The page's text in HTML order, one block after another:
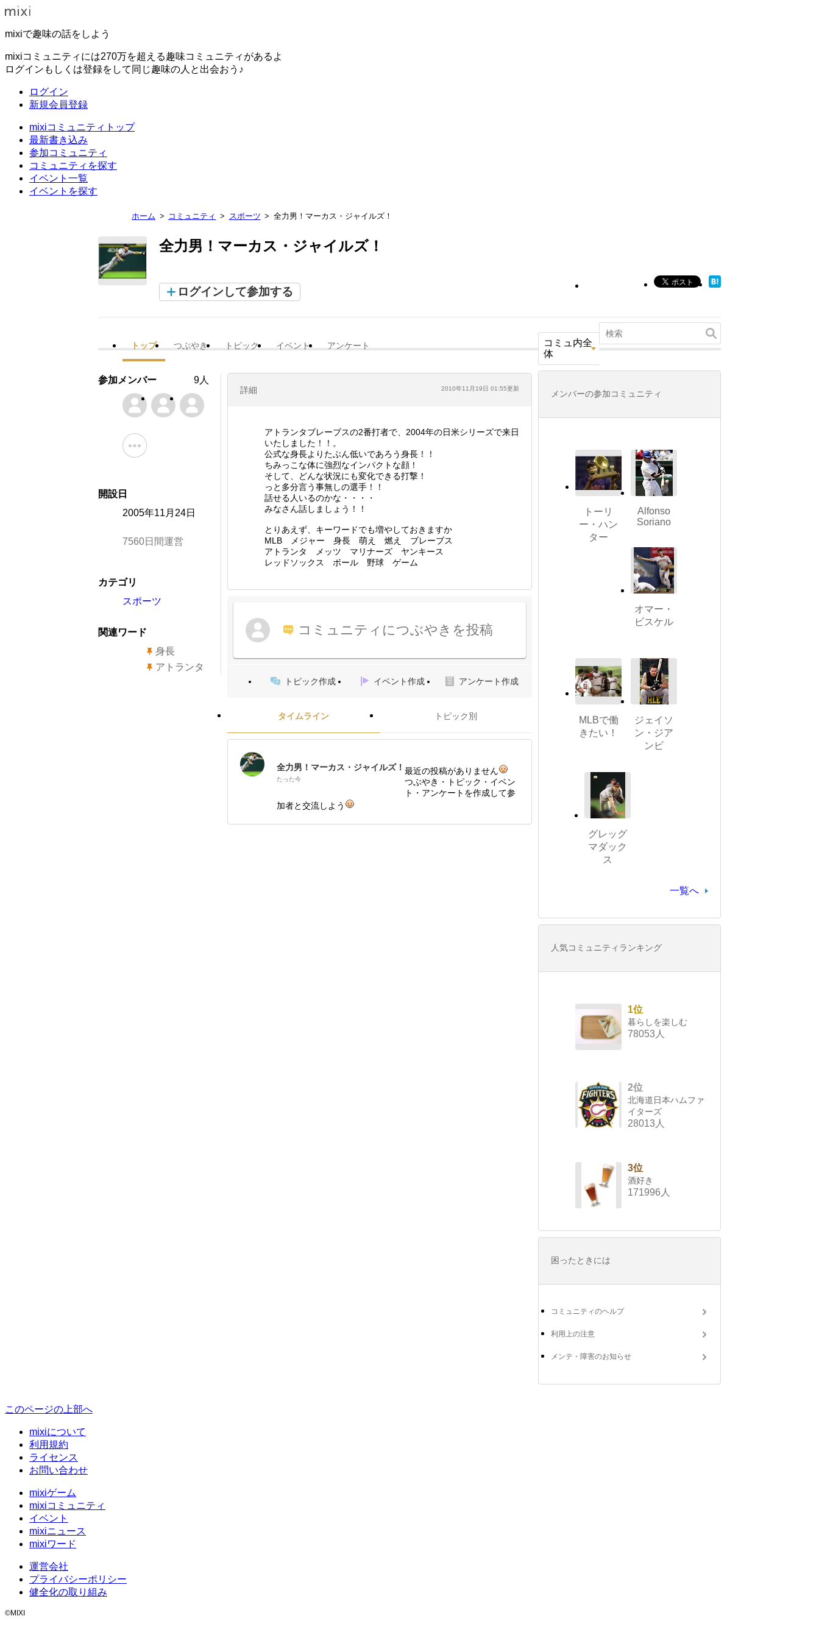
mixiで趣味の話をしよう
mixiコミュニティには270万を超える趣味コミュニティがあるよ
ログインもしくは登録をして同じ趣味の人と出会おう♪
ログイン
新規会員登録
mixiコミュニティトップ
最新書き込み
参加コミュニティ
コミュニティを探す
イベント一覧
イベントを探す
ホーム コミュニティ スポーツ 全力男！マーカス・ジャイルズ！
全力男！マーカス・ジャイルズ！
ログインして参加する
トップ つぶやき トピック イベント アンケート
コミュ内全
体
詳細 2010年11月19日 01:55更新
アトランタブレーブスの2番打者で、2004年の日米シリーズで来日
いたしました！！。
公式な身長よりたぶん低いであろう身長！！
ちみっこな体に強烈なインパクトな顔！
そして、どんな状況にも変化できる打撃！
っと多分言う事無しの選手！！
話せる人いるのかな・・・・
みなさん話しましょう！！
とりあえず、キーワードでも増やしておきますか
MLB メジャー 身長 萌え 燃え ブレーブス
アトランタ メッツ マリナーズ ヤンキース
レッドソックス ボール 野球 ゲーム
コミュニティにつぶやきを投稿
トピック作成 イベント作成 アンケート作成
タイムライン トピック別
全力男！マーカス・ジャイルズ！
たった今
最近の投稿がありません
つぶやき・トピック・イベン
ト・アンケートを作成して参
加者と交流しよう
参加メンバー 9人
開設日
2005年11月24日
7560日間運営
カテゴリ
スポーツ
関連ワード
身長
アトランタ
メンバーの参加コミュニティ
トーリ
ー・ハン
ター
Alfonso
Soriano
オマー・
ビスケル
MLBで働
きたい！
ジェイソ
ン・ジア
ンビ
グレッグ
マダック
ス
一覧へ
人気コミュニティランキング
1位
暮らしを楽しむ
78053人
2位
北海道日本ハムファ
イターズ
28013人
3位
酒好き
171996人
困ったときには
コミュニティのヘルプ
利用上の注意
メンテ・障害のお知らせ
このページの上部へ
mixiについて
利用規約
ライセンス
お問い合わせ
mixiゲーム
mixiコミュニティ
イベント
mixiニュース
mixiワード
運営会社
プライバシーポリシー
健全化の取り組み
©MIXI